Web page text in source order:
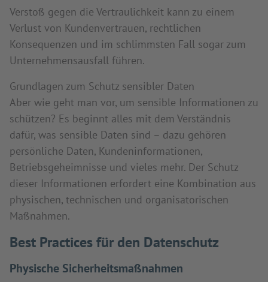
Verstoß gegen die Vertraulichkeit kann zu einem
Verlust von Kundenvertrauen, rechtlichen
Konsequenzen und im schlimmsten Fall sogar zum
Unternehmensausfall führen.
Grundlagen zum Schutz sensibler Daten
Aber wie geht man vor, um sensible Informationen zu
schützen? Es beginnt alles mit dem Verständnis
dafür, was sensible Daten sind – dazu gehören
persönliche Daten, Kundeninformationen,
Betriebsgeheimnisse und vieles mehr. Der Schutz
dieser Informationen erfordert eine Kombination aus
physischen, technischen und organisatorischen
Maßnahmen.
Best Practices für den Datenschutz
Physische Sicherheitsmaßnahmen